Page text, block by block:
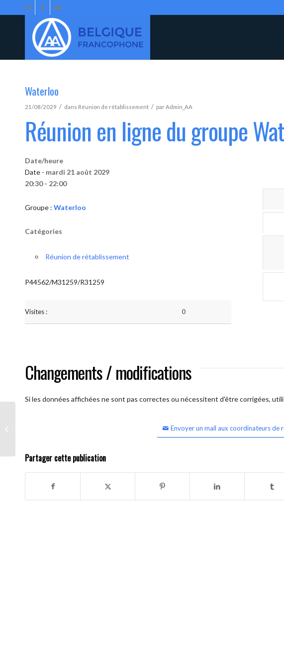
Waterloo
21/08/2029 / dans Réunion de rétablissement / parAdmin_AA
Réunion en ligne du groupe
Date/heure
Date - mardi 21 août 2029
20:30 - 22:00
Groupe : Waterloo
Catégories
Réunion de rétablissement
P44562/M31259/R31259
Visites : 0
Changements / modifications
Si les données affichées ne sont pas correctes ou nécessitent d'être corrigées,
Envoyer un mail aux coordinateurs de
Partager cette publication